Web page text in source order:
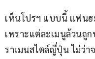
เห็นโปรฯ แบบนี้ แฟนฮ
เพราะแต่ละเมนูล้วนถู
ราเมนสไตล์ญี่ปุ่น ไม่ว่า